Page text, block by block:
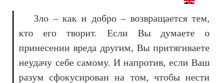
Зло – как и добро – возвращается тем,
кто его творит. Если Вы думаете о
принесении вреда другим, Вы притягиваете
неудачу себе самому. И напротив, если Ваш
разум сфокусирован на том, чтобы нести